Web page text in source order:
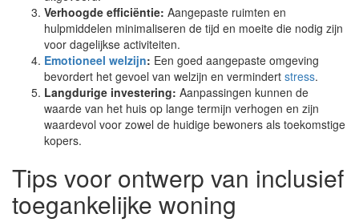
Verhoogde efficiëntie: Aangepaste ruimten en
hulpmiddelen minimaliseren de tijd en moeite die nodig zijn
voor dagelijkse activiteiten.
Emotioneel welzijn: Een goed aangepaste omgeving
bevordert het gevoel van welzijn en vermindert stress.
Langdurige investering: Aanpassingen kunnen de
waarde van het huis op lange termijn verhogen en zijn
waardevol voor zowel de huidige bewoners als toekomstige
kopers.
Tips voor ontwerp van inclusief
toegankelijke woning